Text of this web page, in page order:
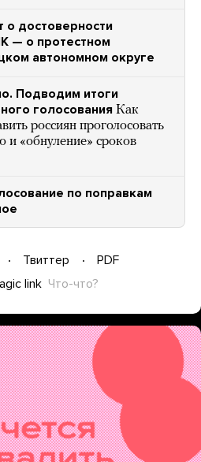
о достоверности
— о протестном
автономном округе
Подводим итоги
голосования Как
россиян проголосовать
и «обнуление» сроков
по поправкам
Твиттер
PDF
link Что-что?